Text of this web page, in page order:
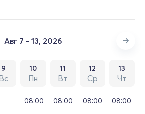
Авг 7 - 13, 2026
9
Вс
10
Пн
11
Вт
12
Ср
13
Чт
08:00 08:00 08:00 08:00